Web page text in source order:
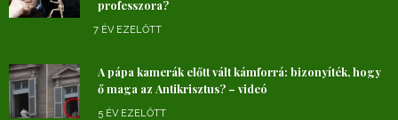
professzora?
7 ÉV EZELŐTT
A pápa kamerák előtt vált kámforrá: bizonyíték, hogy
ő maga az Antikrisztus? – videó
5 ÉV EZELŐTT